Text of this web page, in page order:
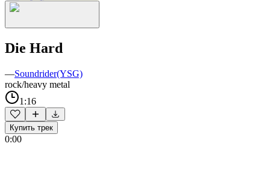
Die Hard
—Soundrider(YSG)
rock/heavy metal
1:16
Купить трек
0:00